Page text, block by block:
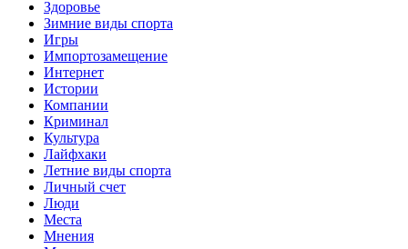
Здоровье
Зимние виды спорта
Игры
Импортозамещение
Интернет
Истории
Компании
Криминал
Культура
Лайфхаки
Летние виды спорта
Личный счет
Люди
Места
Мнения